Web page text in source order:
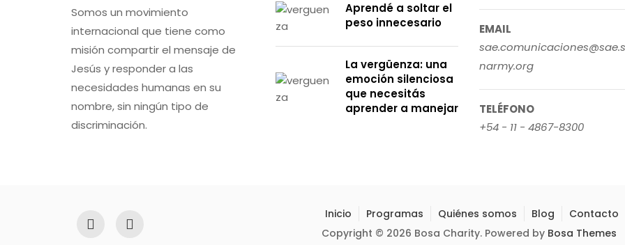
Somos un movimiento
internacional que tiene como
misión compartir el mensaje de
Jesús y responder a las
necesidades humanas en su
nombre, sin ningún tipo de
discriminación.
Aprendé a soltar el
peso innecesario
La vergüenza: una
emoción silenciosa
que necesitás
aprender a manejar
EMAIL
narmy.org
TELÉFONO
+54 - 11 - 4867-8300
Inicio Programas Quiénes somos Blog
Contacto
Copyright © 2026 Bosa Charity. Powered by Bosa Themes